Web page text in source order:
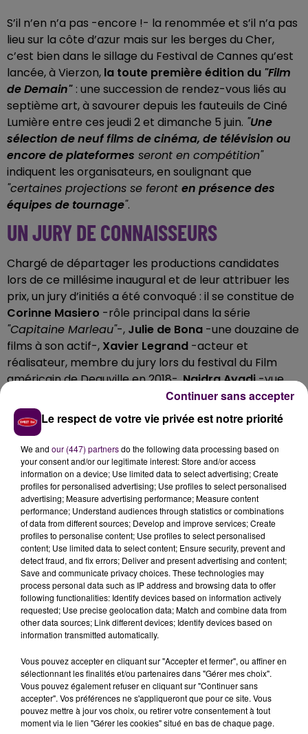
S’il n’en n’a pas -encore !- la renommée et s’il n’a pas
lieu sur la côte d’azur mais sur les berges du Cher,
c’est bien dans le sillage du Festival de Cannes qu’est
lancée, à Vierzon, la toute première édition du "Film
de Demain" : une succession de rendez-vous liés au
septième art, à savourer depuis les fauteuils de Ciné
Lumière entre ces jeudi 2 et dimanche 5 juin. "Une
sélection de neuf films de cinéma, de télévision ou
encore de plateformes seront en compétition"
indiquent les organisateurs, en soulignant que
"certaines projections se feront en présence des
équipes de tournage".
UN JURY DE CONNAISSEURS
Chargé de départager les productions candidates
lors de ce millésime inaugural et de leur attribuer les
prix, un jury d’initiés a été convoqué : il se constitue de
Corinne Masiero -rôle principal dans la série
"Capitaine Marleau"-, Julie de Bona -une douzaine de
films à son actif-, Xavier Legrand -acteur et
réalisateur, membre du jury lors du festival du Film
américain de Deauville en 2018-,Naidra Ayadi-vue
de Maïwenn-,Axel Auriant
il a incarné Lucas Lallemant dans la série "Skam
France"
Fatou Kaba
-récemment à l’affiche dans
"La Brigade"au côté de François Cluzet-
UN DÉFI POUR LES 15-25 ANS
A la barre de ce"Festival du Film de Demain"
ouvertement dédié au cinéma"engagé":le
réalisateur Louis-Julien Petit, épaulé par Camille
Carteret et Mathieu Petit-Bonnefond. Au-delà de la
compétition cinématographique, les organisateurs
prévoient des avant-premières, une projection coup
de cœur, des masterclass et même un village
gastronomique. Un défi sera en outre proposé aux 15-
25 ans :"Après avoir convaincu le jury de pré-
court-métragesur le thème du cyber-harcèlement
avec une bourse de 3 000 euros et des rencontres
avec des pros à la clé".
Leprogramme complet du Festival du Film de
Le respect de votre vie privée est notre priorité
We and our (447) partnersdo the following data processing based on
your consent and/or our legitimate interest: Store and/or access
information on a device; Use limited data to select advertising; Create
profiles for personalised advertising; Use profiles to select personalised
advertising; Measure advertising performance; Measure content
performance; Understand audiences through statistics or combinations
of data from different sources; Develop and improve services; Create
profiles to personalise content; Use profiles to select personalised
content; Use limited data to select content; Ensure security, prevent and
detect fraud, and fix errors; Deliver and present advertising and content;
Save and communicate privacy choices. These technologies may
process personal data such as IP address and browsing data to offer
following functionalities: Identify devices based on information actively
requested; Use precise geolocation data; Match and combine data from
other data sources; Link different devices; Identify devices based on
information transmitted automatically.
Vous pouvez accepter en cliquant sur "Accepter et fermer", ou affiner en
sélectionnant les finalités et/ou partenaires dans "Gérer mes choix".
Vous pouvez également refuser en cliquant sur "Continuer sans
accepter". Vos préférences ne s'appliqueront que pour ce site. Vous
pouvez mettre à jour vos choix, ou retirer votre consentement à tout
moment via le lien "Gérer les cookies" situé en bas de chaque page.
Continuer sans accepter